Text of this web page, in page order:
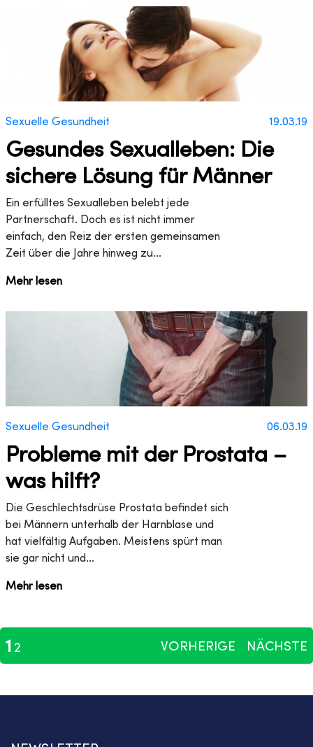
Sexuelle Gesundheit 19.03.19
Gesundes Sexualleben: Die
sichere Lösung für Männer
Ein erfülltes Sexualleben belebt jede
Partnerschaft. Doch es ist nicht immer
einfach, den Reiz der ersten gemeinsamen
Zeit über die Jahre hinweg zu...
Mehr lesen
Sexuelle Gesundheit 06.03.19
Probleme mit der Prostata –
was hilft?
Die Geschlechtsdrüse Prostata befindet sich
bei Männern unterhalb der Harnblase und
hat vielfältig Aufgaben. Meistens spürt man
sie gar nicht und...
Mehr lesen
1 2 VORHERIGE NÄCHSTE